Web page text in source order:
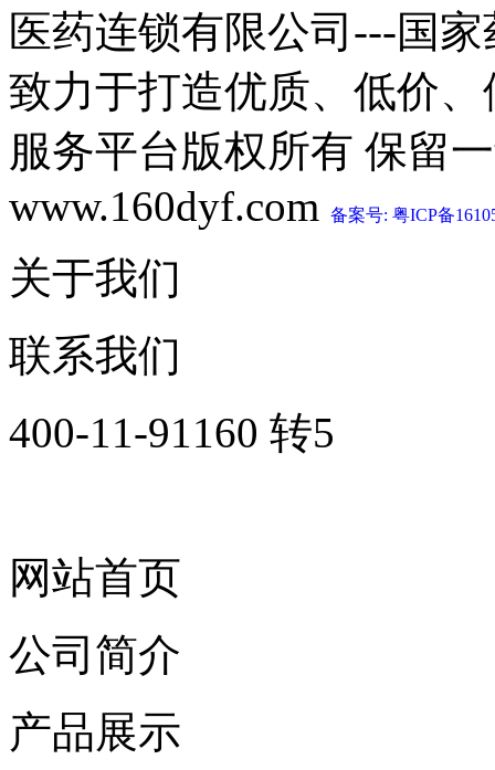
医药连锁有限公司---国
致力于打造优质、低价
服务平台版权所有 保留
www.160dyf.com
备案号: 粤ICP备
关于我们
联系我们
400-11-91160 转5
网站首页
公司简介
产品展示